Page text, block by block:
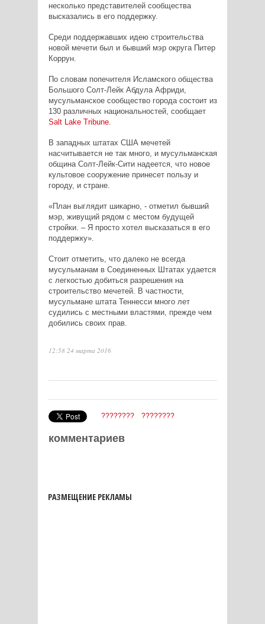
несколько представителей сообщества
высказались в его поддержку.
Среди поддержавших идею строительства
новой мечети был и бывший мэр округа Питер
Коррун.
По словам попечителя Исламского общества
Большого Солт-Лейк Абдула Африди,
мусульманское сообщество города состоит из
130 различных национальностей, сообщает
Salt
Lake Tribune.
В западных штатах США мечетей
насчитывается не так много, и мусульманская
община Солт-Лейк-Сити надеется, что новое
культовое сооружение принесет пользу и
городу, и стране.
«План выглядит шикарно, - отметил бывший
мэр, живущий рядом с местом будущей
стройки. – Я просто хотел высказаться в его
поддержку».
Стоит отметить, что далеко не всегда
мусульманам в Соединенных Штатах удается
с легкостью добиться разрешения на
строительство мечетей. В частности,
мусульмане штата Теннесси много лет
судились с местными властями, прежде чем
добились своих прав.
12:58 24 марта 2016
???????? ????????
комментариев
РАЗМЕЩЕНИЕ РЕКЛАМЫ